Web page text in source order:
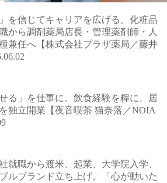
を信じてキャリアを広げる。化粧品
から調剤薬局店長・管理薬剤師・人
兼任へ【株式会社プラザ薬局／藤井
る」を仕事に。飲食経験を糧に、居
独立開業【夜音喫茶 猫奈落／NOIA
就職から渡米、起業、大学院入学、
ルブランド立ち上げ。「心が動いた